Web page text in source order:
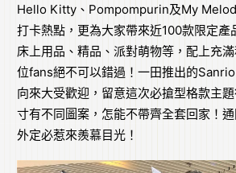
Hello Kitty、Pompompurin及My
打卡熱點，更為大家帶來近100款限定產
床上用品、精品、派對萌物等，配上充
位fans絕不可以錯過！一田推出的
向來大受歡迎，留意這次必搶型格款主
寸有不同圖案，怎能不帶齊全套回家！
外定必惹來羨慕目光！